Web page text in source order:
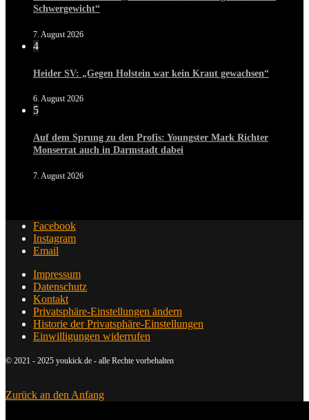
Schwergewicht“
7. August 2026
4
Heider SV: „Gegen Holstein war kein Kraut gewachsen“
6. August 2026
5
Auf dem Sprung zu den Profis: Youngster Mark Richter
Monserrat auch in Darmstadt dabei
7. August 2026
Facebook
Instagram
Email
Impressum
Datenschutz
Kontakt
Privatsphäre-Einstellungen ändern
Historie der Privatsphäre-Einstellungen
Einwilligungen widerrufen
© 2021 - 2025 youkick.de - alle Rechte vorbehalten
Zurück an den Anfang